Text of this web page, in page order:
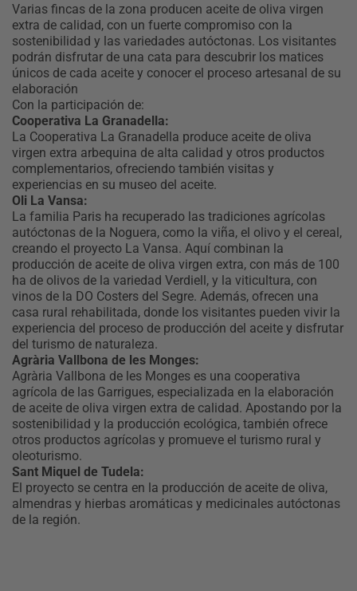
Varias fincas de la zona producen aceite de oliva virgen
extra de calidad, con un fuerte compromiso con la
sostenibilidad y las variedades autóctonas. Los visitantes
podrán disfrutar de una cata para descubrir los matices
únicos de cada aceite y conocer el proceso artesanal de su
elaboración
Con la participación de:
Cooperativa La Granadella:
La Cooperativa La Granadella produce aceite de oliva
virgen extra arbequina de alta calidad y otros productos
complementarios, ofreciendo también visitas y
experiencias en su museo del aceite.
Oli La Vansa:
La familia Paris ha recuperado las tradiciones agrícolas
autóctonas de la Noguera, como la viña, el olivo y el cereal,
creando el proyecto La Vansa. Aquí combinan la
producción de aceite de oliva virgen extra, con más de 100
ha de olivos de la variedad Verdiell, y la viticultura, con
vinos de la DO Costers del Segre. Además, ofrecen una
casa rural rehabilitada, donde los visitantes pueden vivir la
experiencia del proceso de producción del aceite y disfrutar
del turismo de naturaleza.
Agrària Vallbona de les Monges:
Agrària Vallbona de les Monges es una cooperativa
agrícola de las Garrigues, especializada en la elaboración
de aceite de oliva virgen extra de calidad. Apostando por la
sostenibilidad y la producción ecológica, también ofrece
otros productos agrícolas y promueve el turismo rural y
oleoturismo.
Sant Miquel de Tudela:
El proyecto se centra en la producción de aceite de oliva,
almendras y hierbas aromáticas y medicinales autóctonas
de la región.